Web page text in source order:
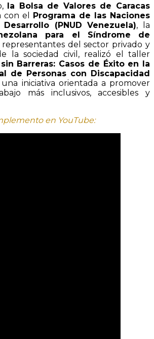
la Bolsa de Valores de Caracas
con el Programa de las Naciones
(PNUD Venezuela), la
para el Síndrome de
representantes del sector privado y
la sociedad civil, realizó el taller
Barreras: Casos de Éxito en la
de Personas con Discapacidad
una iniciativa orientada a promover
más inclusivos, accesibles y
en YouTube: